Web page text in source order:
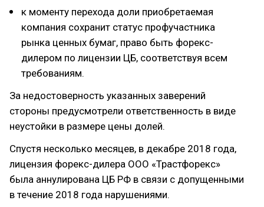
к моменту перехода доли приобретаемая
компания сохранит статус профучастника
рынка ценных бумаг, право быть форекс-
дилером по лицензии ЦБ, соответствуя всем
требованиям.
За недостоверность указанных заверений
стороны предусмотрели ответственность в виде
неустойки в размере цены долей.
Спустя несколько месяцев, в декабре 2018 года,
лицензия форекс-дилера ООО «Трастфорекс»
была аннулирована ЦБ РФ в связи с допущенными
в течение 2018 года нарушениями.